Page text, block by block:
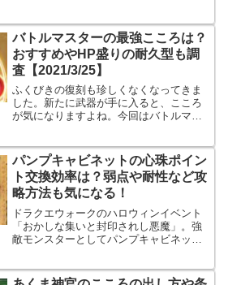
べます。
バトルマスターの最強こころは？
おすすめやHP盛りの耐久型も調
査【2021/3/25】
ふくびきの復刻も珍しくなくなってきま
した。新たに武器が手に入ると、こころ
が気になりますよね。今回はバトルマス
メのこころセットも紹介。
パンプキャビネットの心珠ポイン
ト交換効率は？弱点や耐性など攻
略方法も気になる！
ドラクエウォークのハロウィンイベント
「おかしな集いと封印されし悪魔」。強
敵モンスターとしてパンプキャビネット
やすくなりますよね。そこで、弱点や耐